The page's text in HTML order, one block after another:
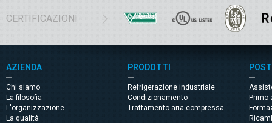
CERTIFICAZIONI
AZIENDA
Chi siamo
La filosofia
L'organizzazione
La qualità
PRODOTTI
Refrigerazione industriale
Condizionamento
Trattamento aria compressa
Primo